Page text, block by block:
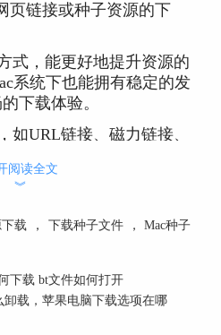
页链接或种子资源的下
式，能更好地提升资源的
系统下也能拥有稳定的发
下载体验。
如URL链接、磁力链接、
接输入框，folx会自动识别
阅读全文
︾
载 ， 下载种子文件 ，
Mac种子
下载 bt文件如何打开
载，苹果电脑下载选项在哪